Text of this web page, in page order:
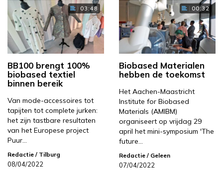
03:48
BB100 brengt 100%
biobased textiel
binnen bereik
Van mode-accessoires tot
tapijten tot complete jurken:
het zijn tastbare resultaten
van het Europese project
Puur…
Redactie / Tilburg
08/04/2022
00:32
Biobased Materialen
hebben de toekomst
Het Aachen-Maastricht
Institute for Biobased
Materials (AMIBM)
organiseert op vrijdag 29
april het mini-symposium 'The
future…
Redactie / Geleen
07/04/2022